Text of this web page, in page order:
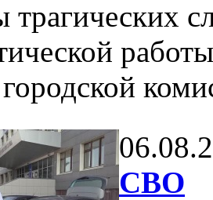
СВО